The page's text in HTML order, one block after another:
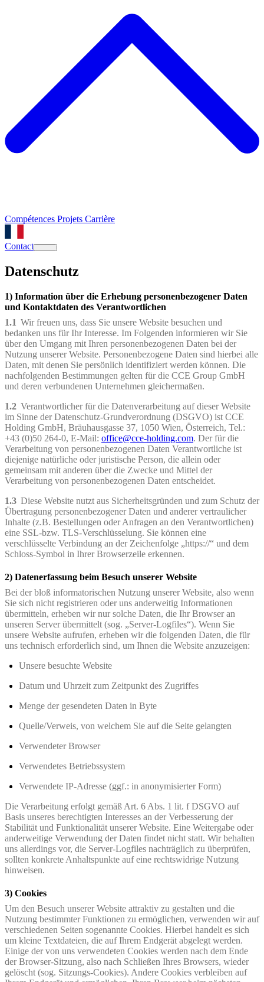
Compétences Projets Carrière
Contact
Datenschutz
1) Information über die Erhebung personenbezogener Daten
und Kontaktdaten des Verantwortlichen
1.1 Wir freuen uns, dass Sie unsere Website besuchen und
bedanken uns für Ihr Interesse. Im Folgenden informieren wir Sie
über den Umgang mit Ihren personenbezogenen Daten bei der
Nutzung unserer Website. Personenbezogene Daten sind hierbei alle
Daten, mit denen Sie persönlich identifiziert werden können. Die
nachfolgenden Bestimmungen gelten für die CCE Group GmbH
und deren verbundenen Unternehmen gleichermaßen.
1.2 Verantwortlicher für die Datenverarbeitung auf dieser Website
im Sinne der Datenschutz-Grundverordnung (DSGVO) ist CCE
Holding GmbH, Bräuhausgasse 37, 1050 Wien, Österreich, Tel.:
+43 (0)50 264-0, E-Mail: office@cce-holding.com. Der für die
Verarbeitung von personenbezogenen Daten Verantwortliche ist
diejenige natürliche oder juristische Person, die allein oder
gemeinsam mit anderen über die Zwecke und Mittel der
Verarbeitung von personenbezogenen Daten entscheidet.
1.3 Diese Website nutzt aus Sicherheitsgründen und zum Schutz der
Übertragung personenbezogener Daten und anderer vertraulicher
Inhalte (z.B. Bestellungen oder Anfragen an den Verantwortlichen)
eine SSL-bzw. TLS-Verschlüsselung. Sie können eine
verschlüsselte Verbindung an der Zeichenfolge „https://“ und dem
Schloss-Symbol in Ihrer Browserzeile erkennen.
2) Datenerfassung beim Besuch unserer Website
Bei der bloß informatorischen Nutzung unserer Website, also wenn
Sie sich nicht registrieren oder uns anderweitig Informationen
übermitteln, erheben wir nur solche Daten, die Ihr Browser an
unseren Server übermittelt (sog. „Server-Logfiles“). Wenn Sie
unsere Website aufrufen, erheben wir die folgenden Daten, die für
uns technisch erforderlich sind, um Ihnen die Website anzuzeigen:
Unsere besuchte Website
Datum und Uhrzeit zum Zeitpunkt des Zugriffes
Menge der gesendeten Daten in Byte
Quelle/Verweis, von welchem Sie auf die Seite gelangten
Verwendeter Browser
Verwendetes Betriebssystem
Verwendete IP-Adresse (ggf.: in anonymisierter Form)
Die Verarbeitung erfolgt gemäß Art. 6 Abs. 1 lit. f DSGVO auf
Basis unseres berechtigten Interesses an der Verbesserung der
Stabilität und Funktionalität unserer Website. Eine Weitergabe oder
anderweitige Verwendung der Daten findet nicht statt. Wir behalten
uns allerdings vor, die Server-Logfiles nachträglich zu überprüfen,
sollten konkrete Anhaltspunkte auf eine rechtswidrige Nutzung
hinweisen.
3) Cookies
Um den Besuch unserer Website attraktiv zu gestalten und die
Nutzung bestimmter Funktionen zu ermöglichen, verwenden wir auf
verschiedenen Seiten sogenannte Cookies. Hierbei handelt es sich
um kleine Textdateien, die auf Ihrem Endgerät abgelegt werden.
Einige der von uns verwendeten Cookies werden nach dem Ende
der Browser-Sitzung, also nach Schließen Ihres Browsers, wieder
gelöscht (sog. Sitzungs-Cookies). Andere Cookies verbleiben auf